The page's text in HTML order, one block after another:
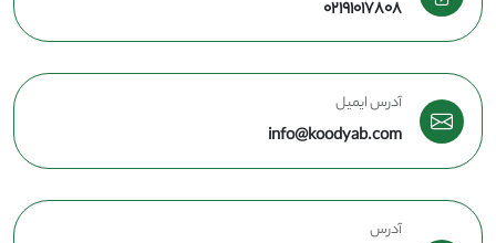
02191017808
آدرس ایمیل
info@koodyab.com
آدرس